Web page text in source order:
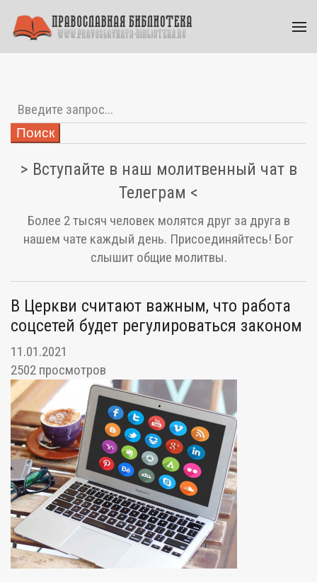
Поиск
> Вступайте в наш молитвенный чат в
Телеграм <
Более 2 тысяч человек молятся друг за друга в
нашем чате каждый день. Присоединяйтесь! Бог
слышит общие молитвы.
В Церкви считают важным, что работа
соцсетей будет регулироваться законом
11.01.2021
2502 просмотров